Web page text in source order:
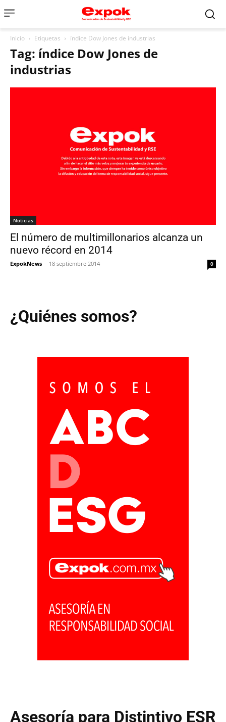
Inicio Etiquetas índice Dow Jones de industrias
Tag: índice Dow Jones de
industrias
Noticias
El número de multimillonarios alcanza un
nuevo récord en 2014
ExpokNews - 18 septiembre 2014 0
¿Quiénes somos?
Asesoría para Distintivo ESR